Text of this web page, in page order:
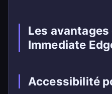
Les
Immediate
Accessibilité